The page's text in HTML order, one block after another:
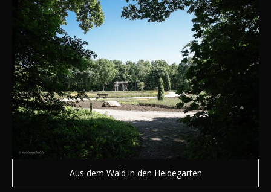
Aus dem Wald in den Heidegarten